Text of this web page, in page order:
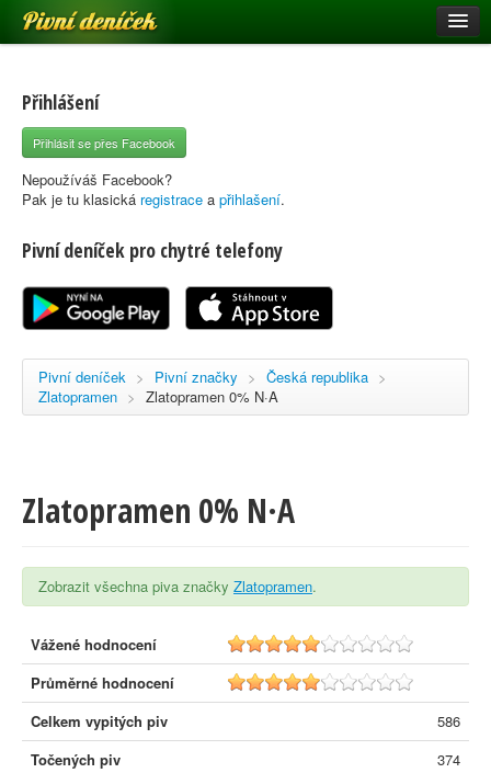
Pivní deníček
Pivní mapa
Pivní značky
Nápověda
Registrace
Přihlášení
Přihlásit se přes Facebook
Nepoužíváš Facebook?
Pak je tu klasická registrace a přihlašení.
Pivní deníček pro chytré telefony
Pivní deníček > Pivní značky > Česká republika >
Zlatopramen > Zlatopramen 0% N·A
Zlatopramen 0% N·A
Zobrazit všechna piva značky Zlatopramen.
Vážené hodnocení
5.2
Průměrné hodnocení
5.1
Celkem vypitých piv
586
Točených piv
374